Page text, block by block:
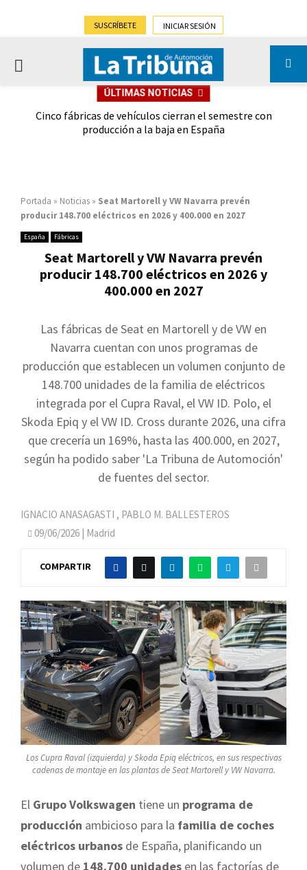
SUSCRÍBETE INICIAR SESIÓN
PRIMARY
ÚLTIMAS NOTICIAS
Cinco fábricas de vehículos cierran el semestre con
producción a la baja en España
Portada » Noticias » Seat Martorell y VW Navarra prevén
producir 148.700 eléctricos en 2026 y 400.000 en 2027
España Fábricas
Seat Martorell y VW Navarra prevén
producir 148.700 eléctricos en 2026 y
400.000 en 2027
Las fábricas de Seat en Martorell y de VW en
Navarra cuentan con unos programas de
producción que establecen un volumen conjunto de
148.700 unidades de la familia de eléctricos
integrada por el Cupra Raval, el VW ID. Polo, el
Skoda Epiq y el VW ID. Cross durante 2026, una cifra
que crecería un 169%, hasta las 400.000, en 2027,
según ha podido saber 'La Tribuna de Automoción'
de fuentes del sector.
IGNACIO ANASAGASTI , PABLO M. BALLESTEROS
09/06/2026 | Madrid
COMPARTIR
Los Cupra Raval (izquierda) y Skoda Epiq eléctricos, en sus respectivas
cadenas de montaje en las plantas de Seat Martorell y VW Navarra.
El Grupo Volkswagen tiene un programa de
producción ambicioso para la familia de coches
eléctricos urbanos de España, planificando un
volumen de 148.700 unidades en las factorías de